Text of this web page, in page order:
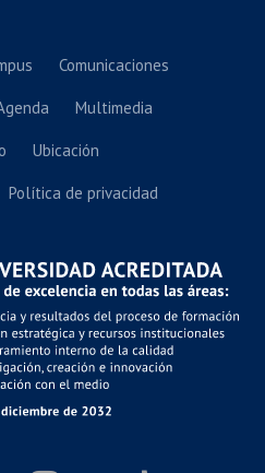
Comunicaciones
Multimedia
Ubicación
Política de privacidad